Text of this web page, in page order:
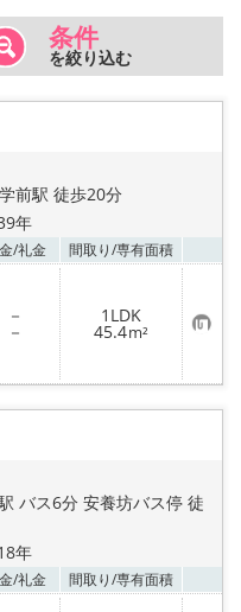
条件
を絞り込む
前駅 徒歩20分
年
/礼金 間取り/専有面積
－
－
1LDK
45.4m² お
気
に
入
登
バス6分 安養坊バス停 徒
年
/礼金 間取り/専有面積